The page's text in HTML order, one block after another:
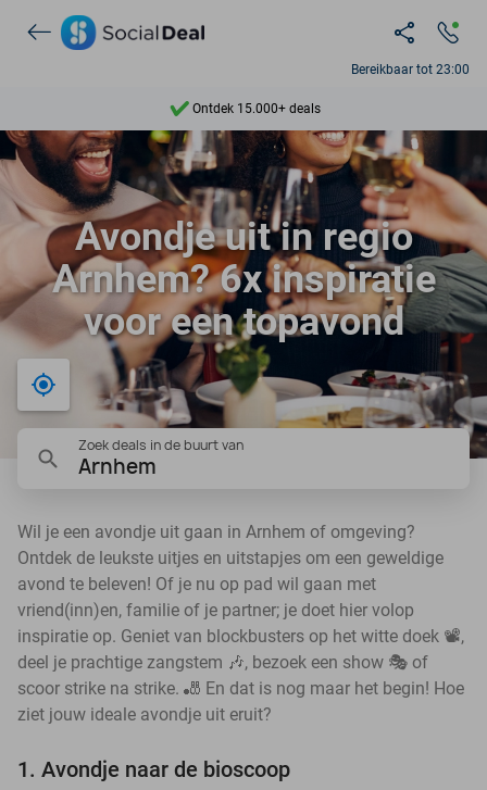
Bereikbaar tot 23:00
Ontdek 15.000+ deals
7 dagen per week beschikbaar
10+ miljoen leden
9,4
Ontdek 15.000+ deals
Avondje uit in regio
Arnhem? 6x inspiratie
voor een topavond
Bij mij in de buurt
Zoek deals in de buurt van
Arnhem
Wil je een avondje uit gaan in Arnhem of omgeving?
Ontdek de leukste uitjes en uitstapjes om een geweldige
avond te beleven! Of je nu op pad wil gaan met
vriend(inn)en, familie of je partner; je doet hier volop
inspiratie op. Geniet van blockbusters op het witte doek 📽️,
deel je prachtige zangstem 🎶, bezoek een show 🎭 of
scoor strike na strike. 🎳 En dat is nog maar het begin! Hoe
ziet jouw ideale avondje uit eruit?
1. Avondje naar de bioscoop